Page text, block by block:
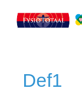
Def1